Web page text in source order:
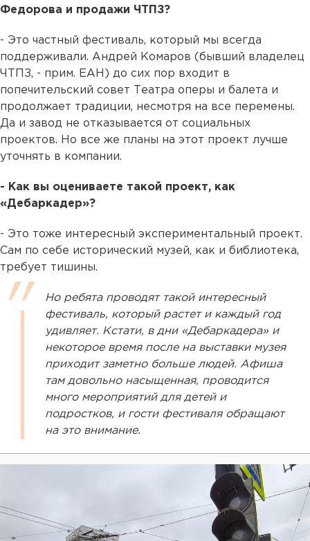
Федорова и продажи ЧТПЗ?
- Это частный фестиваль, который мы всегда
поддерживали. Андрей Комаров (бывший владелец
ЧТПЗ, - прим. ЕАН) до сих пор входит в
попечительский совет Театра оперы и балета и
продолжает традиции, несмотря на все перемены.
Да и завод не отказывается от социальных
проектов. Но все же планы на этот проект лучше
уточнять в компании.
- Как вы оцениваете такой проект, как
«Дебаркадер»?
- Это тоже интересный экспериментальный проект.
Сам по себе исторический музей, как и библиотека,
требует тишины.
Но ребята проводят такой интересный
фестиваль, который растет и каждый год
удивляет. Кстати, в дни «Дебаркадера» и
некоторое время после на выставки музея
приходит заметно больше людей. Афиша
там довольно насыщенная, проводится
много мероприятий для детей и
подростков, и гости фестиваля обращают
на это внимание.